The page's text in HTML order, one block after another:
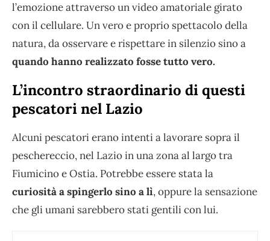
l’emozione attraverso un video amatoriale girato
con il cellulare. Un vero e proprio spettacolo della
natura, da osservare e rispettare in silenzio sino a
quando hanno realizzato fosse tutto vero.
L’incontro straordinario di questi
pescatori nel Lazio
Alcuni pescatori erano intenti a lavorare sopra il
peschereccio, nel Lazio in una zona al largo tra
Fiumicino e Ostia. Potrebbe essere stata la
curiosità a spingerlo sino a lì, oppure la sensazione
che gli umani sarebbero stati gentili con lui.